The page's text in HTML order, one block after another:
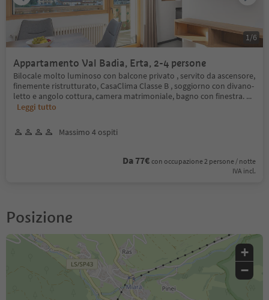
Appartamento Val Badia, Erta, 2-4 persone
Bilocale molto luminoso con balcone privato , servito da ascensore,
finemente ristrutturato, CasaClima Classe B , soggiorno con divano-
letto e angolo cottura, camera matrimoniale, bagno con finestra. ...
Leggi tutto
Massimo 4 ospiti
Da 77€ con occupazione 2 persone / notte
IVA incl.
1 /6
Posizione
+
−